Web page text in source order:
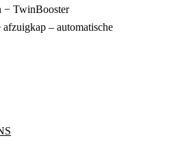
− TwinBooster
– automatische